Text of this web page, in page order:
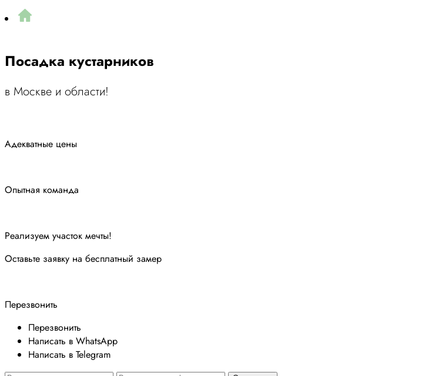
Посадка кустарников
в Москве и области!
Адекватные цены
Опытная команда
Реализуем участок мечты!
Оставьте заявку на бесплатный замер
Перезвонить
Перезвонить
Написать в WhatsApp
Написать в Telegram